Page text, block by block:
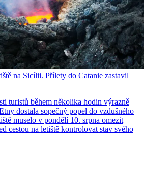
na Sicílii. Přílety do Catanie zastavil
turistů během několika hodin výrazně
dostala sopečný popel do vzdušného
muselo v pondělí 10. srpna omezit
cestou na letiště kontrolovat stav svého